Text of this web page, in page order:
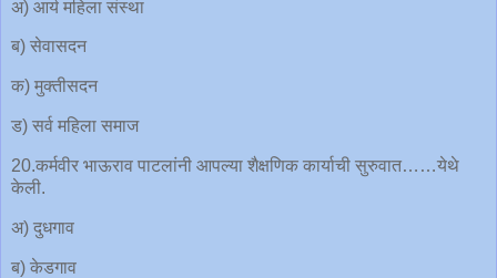
अ) आर्य महिला संस्था
ब) सेवासदन
क) मुक्तीसदन
ड) सर्व महिला समाज
20.कर्मवीर भाऊराव पाटलांनी आपल्या शैक्षणिक कार्याची सुरुवात……येथे
केली.
अ) दुधगाव
ब) केडगाव